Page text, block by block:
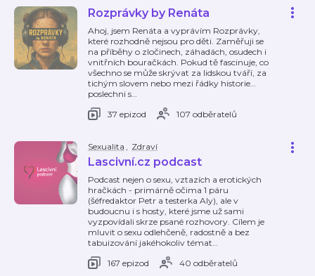
Rozprávky by Renáta
Ahoj, jsem Renáta a vyprávím Rozprávky,
které rozhodně nejsou pro děti. Zaměřuji se
na příběhy o zločinech, záhadách, osudech i
vnitřních bouračkách. Pokud tě fascinuje, co
všechno se může skrývat za lidskou tváří, za
tichým slovem nebo mezi řádky historie…
poslechni s…
37 epizod
107 odběratelů
Sexualita , Zdraví
Lascivní.cz podcast
Podcast nejen o sexu, vztazích a erotických
hračkách - primárně očima 1 páru
(šéfredaktor Petr a testerka Aly), ale v
budoucnu i s hosty, které jsme už sami
vyzpovídali skrze psané rozhovory. Cílem je
mluvit o sexu odlehčeně, radostně a bez
tabuizování jakéhokoliv témat…
167 epizod
40 odběratelů